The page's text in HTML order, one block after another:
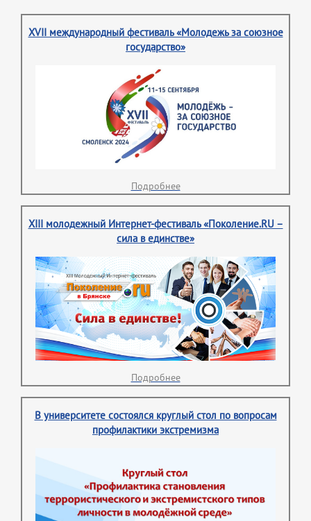
XVII международный фестиваль «Молодежь за союзное
государство»
Подробнее
XIII молодежный Интернет-фестиваль «Поколение.RU –
сила в единстве»
Подробнее
В университете состоялся круглый стол по вопросам
профилактики экстремизма